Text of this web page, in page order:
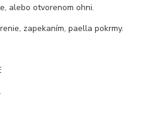
alebo otvorenom ohni.
zapekaním, paella pokrmy.